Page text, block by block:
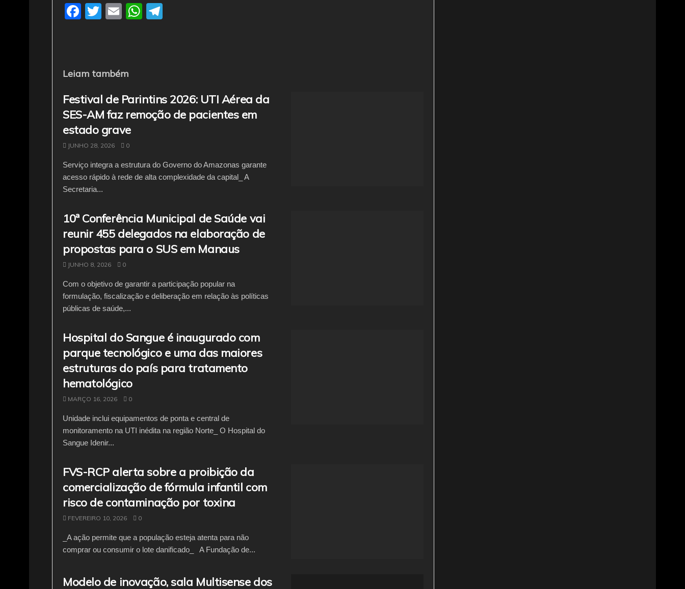
F
b
o
o
k
T
E
W
p
p
m
Leiam também
Festival de Parintins 2026: UTI Aérea da
SES-AM faz remoção de pacientes em
estado grave
JUNHO 28, 2026 0
Serviço integra a estrutura do Governo do Amazonas garante
acesso rápido à rede de alta complexidade da capital_ A
Secretaria...
10ª Conferência Municipal de Saúde vai
reunir 455 delegados na elaboração de
propostas para o SUS em Manaus
JUNHO 8, 2026 0
Com o objetivo de garantir a participação popular na
formulação, fiscalização e deliberação em relação às políticas
públicas de saúde,...
Hospital do Sangue é inaugurado com
parque tecnológico e uma das maiores
estruturas do país para tratamento
hematológico
MARÇO 16, 2026 0
Unidade inclui equipamentos de ponta e central de
monitoramento na UTI inédita na região Norte_ O Hospital do
Sangue Idenir...
FVS-RCP alerta sobre a proibição da
comercialização de fórmula infantil com
risco de contaminação por toxina
FEVEREIRO 10, 2026 0
_A ação permite que a população esteja atenta para não
comprar ou consumir o lote danificado_ A Fundação de...
Modelo de inovação, sala Multisense dos